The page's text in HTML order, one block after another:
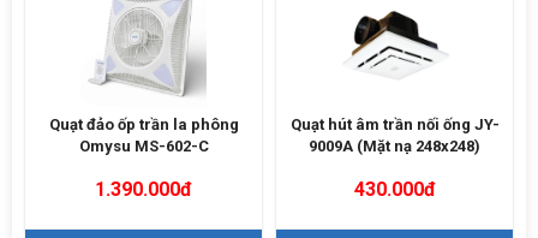
Quạt đảo ốp trần la phông
Omysu MS-602-C
1.390.000đ
Quạt hút âm trần nối ống JY-
9009A (Mặt nạ 248x248)
430.000đ